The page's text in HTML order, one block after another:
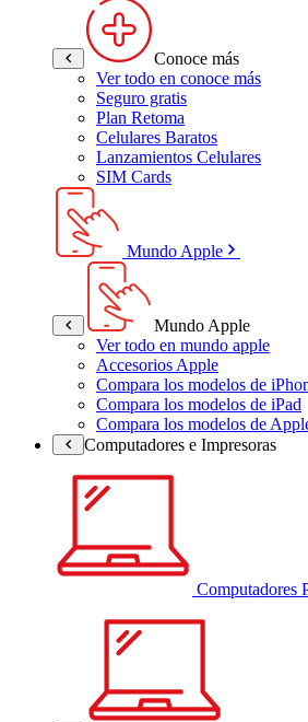
Conoce más
Ver todo en conoce más
Seguro gratis
Plan Retoma
Celulares Baratos
Lanzamientos Celulares
SIM Cards
Mundo Apple
Mundo Apple
Ver todo en mundo apple
Accesorios Apple
Compara los modelos de
Compara los modelos de iPad
Compara los modelos de
Computadores e Impresoras
Computadores